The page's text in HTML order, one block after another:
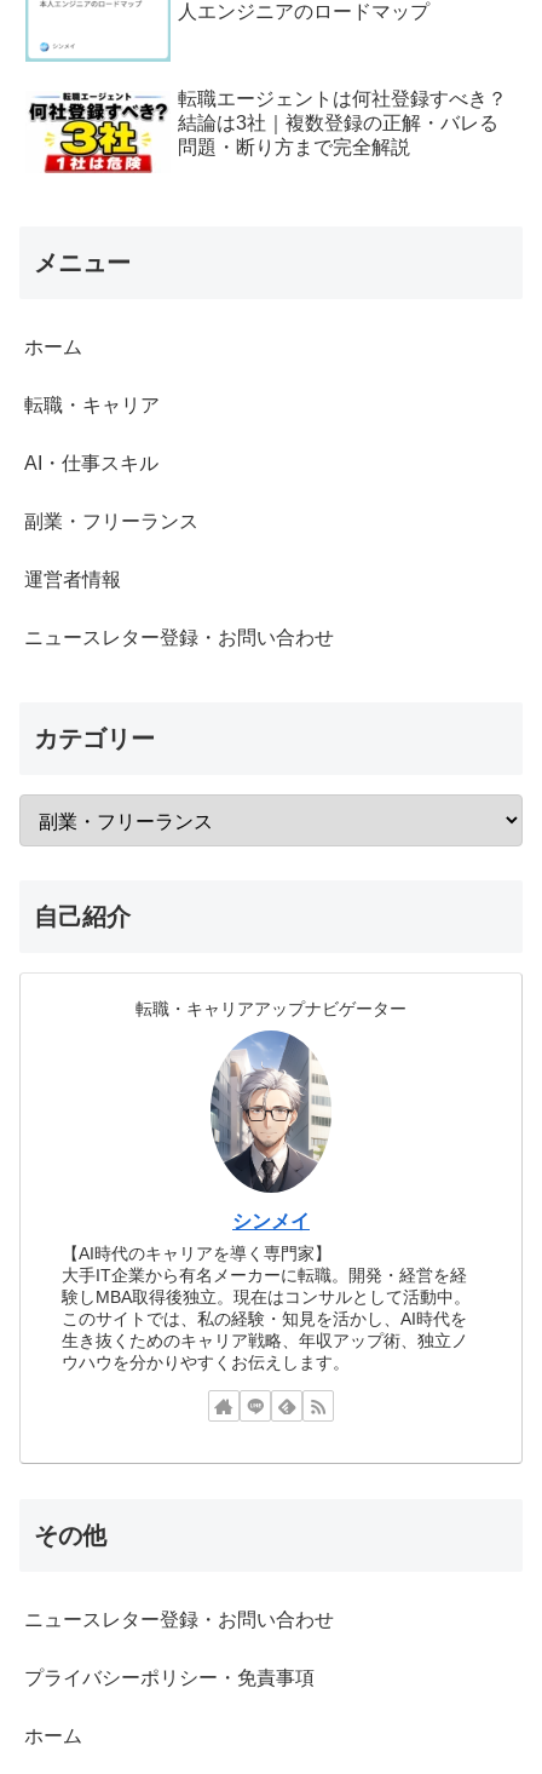
人エンジニアのロードマップ
転職エージェントは何社登録すべき？
結論は3社｜複数登録の正解・バレる
問題・断り方まで完全解説
メニュー
ホーム
転職・キャリア
AI・仕事スキル
副業・フリーランス
運営者情報
ニュースレター登録・お問い合わせ
カテゴリー
自己紹介
転職・キャリアアップナビゲーター
シンメイ
【AI時代のキャリアを導く専門家】
大手IT企業から有名メーカーに転職。開発・経営を経
験しMBA取得後独立。現在はコンサルとして活動中。
このサイトでは、私の経験・知見を活かし、AI時代を
生き抜くためのキャリア戦略、年収アップ術、独立ノ
ウハウを分かりやすくお伝えします。
その他
ニュースレター登録・お問い合わせ
プライバシーポリシー・免責事項
ホーム